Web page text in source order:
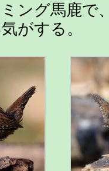
ング馬鹿で
がする。